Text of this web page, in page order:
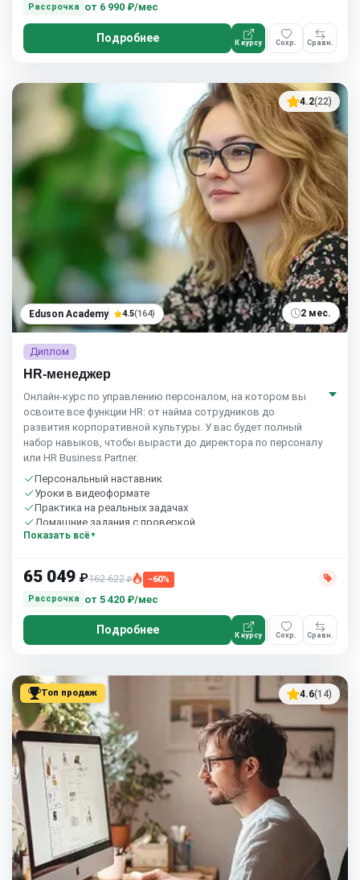
Рассрочка
от 6 990 ₽/мес
Подробнее К курсу Сохр. Сравн.
4.2(22)
Eduson Academy 4.5(164) 2 мес.
Диплом
HR-менеджер
Онлайн-курс по управлению персоналом, на котором вы
освоите все функции HR: от найма сотрудников до
развития корпоративной культуры. У вас будет полный
набор навыков, чтобы вырасти до директора по персоналу
или HR Business Partner.
Персональный наставник
Уроки в видеоформате
Практика на реальных задачах
Домашние задания с проверкой
Бесплатный пробный урок
Показать всё
65 049 ₽162 622₽
−60%
Рассрочка
от 5 420 ₽/мес
Подробнее К курсу Сохр. Сравн.
Топ продаж 4.6(14)